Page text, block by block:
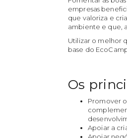
empresas
que valoriza e
ambiente e que,
Utilizar o melhor
base do
Os
Promover
Apoiar a